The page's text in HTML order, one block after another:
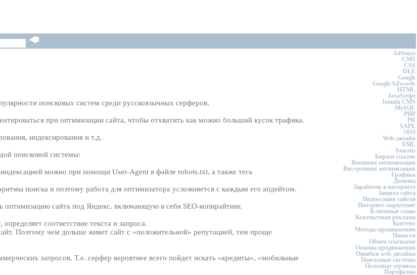
поисковых систем среди русскоязычных серферов.
при оптимизации сайта, чтобы отхватить как можно больший кусок трафика.
индексирования и т.д.
поисковой системы:
можно при помощи User-Agent в файле robots.txt, а также тега
поиска и поэтому работа для оптимизатора усложняется с каждым его апдейтом.
оптимизацию сайта под Яндекс, включающую в себя SEO-копирайтинг.
соответствие текста и запроса.
Поэтому чем дольше живет сайт с «положительной» репутацией, тем проще
запросов. Т.е. серфер вероятнее всего пойдет искать «кредиты», «мобильные
AdSense
CMS
CSS
DLE
Google
Google Adwords
HTML
JavaScript
Joomla CMS
MySQL
PHP
PR
SAPE
SEO
Web-дизайн
XML
Анализ
Биржи ссылок
Внешняя оптимизация
Внутренняя оптимизация
Графика
Домены
Заработок в интернете
Защита сайта
Индексация сайтов
Интернет-маркетинг
Ключевые слова
Контекстная реклама
Контент
Методы продвижения
Новости
Обмен ссылками
Основы продвижения
Ошибки web-дизайна
Поисковые системы
Полезные сервисы
Портфолио